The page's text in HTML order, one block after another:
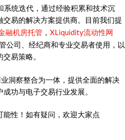
系统迭代，通过经验积累和技术沉
易的解决方案提供商。目前我们提
融机房托管 ， XLiquidity流动性网
公司、经纪商和专业交易者使用，以
易策略。
洞察整合为一体，提供全面的解决
功与电子交易行业发展。
性！如有疑问，欢迎大家点